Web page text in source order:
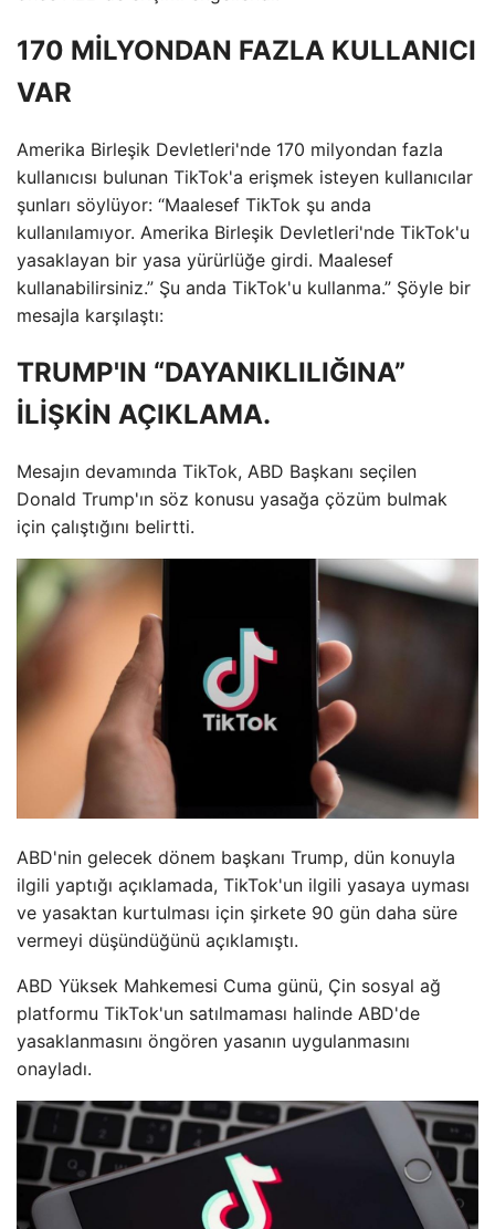
170 MİLYONDAN FAZLA KULLANICI
VAR
Amerika Birleşik Devletleri'nde 170 milyondan fazla
kullanıcısı bulunan TikTok'a erişmek isteyen kullanıcılar
şunları söylüyor: “Maalesef TikTok şu anda
kullanılamıyor. Amerika Birleşik Devletleri'nde TikTok'u
yasaklayan bir yasa yürürlüğe girdi. Maalesef
kullanabilirsiniz.” Şu anda TikTok'u kullanma.” Şöyle bir
mesajla karşılaştı:
TRUMP'IN “DAYANIKLILIĞINA”
İLİŞKİN AÇIKLAMA.
Mesajın devamında TikTok, ABD Başkanı seçilen
Donald Trump'ın söz konusu yasağa çözüm bulmak
için çalıştığını belirtti.
ABD'nin gelecek dönem başkanı Trump, dün konuyla
ilgili yaptığı açıklamada, TikTok'un ilgili yasaya uyması
ve yasaktan kurtulması için şirkete 90 gün daha süre
vermeyi düşündüğünü açıklamıştı.
ABD Yüksek Mahkemesi Cuma günü, Çin sosyal ağ
platformu TikTok'un satılmaması halinde ABD'de
yasaklanmasını öngören yasanın uygulanmasını
onayladı.